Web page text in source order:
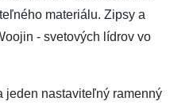
materiálu. Zipsy a
- svetových lídrov vo
jeden nastaviteľný ramenný